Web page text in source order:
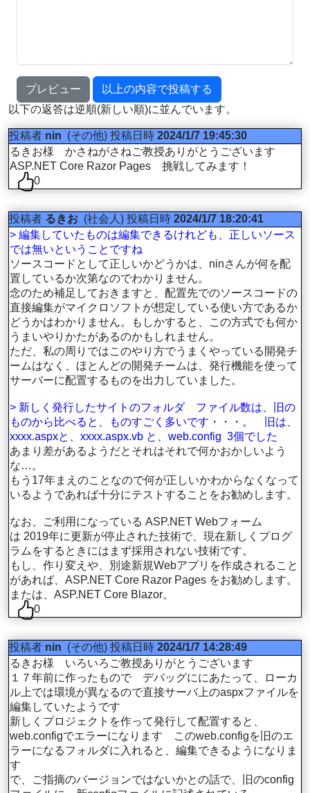
プレビュー
以上の内容で投稿する
以下の返答は逆順(新しい順)に並んでいます。
投稿者 nin (その他) 投稿日時 2024/1/7 19:45:30
るきお様 かさねがさねご教授ありがとうございます
ASP.NET Core Razor Pages 挑戦してみます！
0
投稿者 るきお (社会人) 投稿日時 2024/1/7 18:20:41
> 編集していたものは編集できるけれども、正しいソース
では無いということですね
ソースコードとして正しいかどうかは、ninさんが何を配
置しているか次第なのでわかりません。
念のため補足しておきますと、配置先でのソースコードの
直接編集がマイクロソフトが想定している使い方であるか
どうかはわかりません。もしかすると、この方式でも何か
うまいやりかたがあるのかもしれません。
ただ、私の周りではこのやり方でうまくやっている開発チ
ームはなく、ほとんどの開発チームは、発行機能を使って
サーバーに配置するものを出力していました。
> 新しく発行したサイトのフォルダ ファイル数は、旧の
ものから比べると、ものすごく多いです・・・。 旧は、
xxxx.aspxと、xxxx.aspx.vb と、web.config 3個でした
あまり差があるようだとそれはそれで何かおかしいよう
な…。
もう17年まえのことなので何が正しいかわからなくなって
いるようであれば十分にテストすることをお勧めします。
なお、ご利用になっている ASP.NET Webフォーム
は 2019年に更新が停止された技術で、現在新しくプログ
ラムをするときにはまず採用されない技術です。
もし、作り変えや、別途新規Webアプリを作成されること
があれば、ASP.NET Core Razor Pages をお勧めします。
または、ASP.NET Core Blazor。
0
投稿者 nin (その他) 投稿日時 2024/1/7 14:28:49
るきお様 いろいろご教授ありがとうございます
１７年前に作ったもので デバッグににあたって、ローカ
ル上では環境が異なるので直接サーバ上のaspxファイルを
編集していたようです
新しくプロジェクトを作って発行して配置すると、
web.configでエラーになります このweb.configを旧のエ
ラーになるフォルダに入れると、編集できるようになりま
す
で、ご指摘のバージョンではないかとの話で、旧のconfig